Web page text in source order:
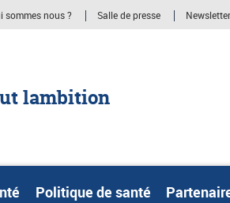
sommes nous ? Salle de presse Newsletter
lambition
Politique de santé